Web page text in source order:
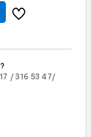
/ 316 53 47/